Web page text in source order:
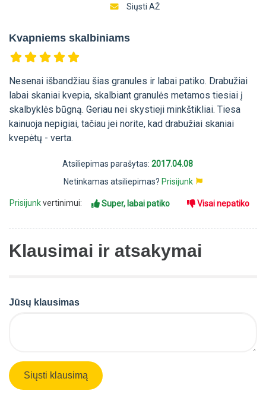
Siųsti AŽ
Kvapniems skalbiniams
Nesenai išbandžiau šias granules ir labai patiko. Drabužiai
labai skaniai kvepia, skalbiant granulės metamos tiesiai į
skalbyklės būgną. Geriau nei skystieji minkštikliai. Tiesa
kainuoja nepigiai, tačiau jei norite, kad drabužiai skaniai
kvepėtų - verta.
Atsiliepimas parašytas: 2017.04.08
Netinkamas atsiliepimas? Prisijunk
Prisijunkvertinimui: Super, labai patiko Visai nepatiko
Klausimai ir atsakymai
Jūsų klausimas